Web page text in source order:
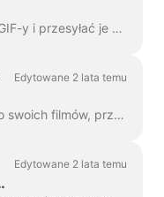
Tak, możesz tworzyć własne GIF-y i przesyłać je do Wave.video. Oto pomocny artykuł na temat tworzenia własnych GIF-ów. Gdy twój GIF zostanie...
Edytowane 2 lata temu
Aby dodać GIF lub naklejkę do swoich filmów, przejdź do kroku Nakładki i naklejki w menu po lewej stronie. Zobaczysz tam wszystkie a...
Edytowane 2 lata temu